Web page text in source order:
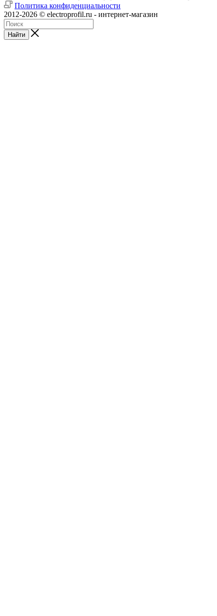
Политика конфиденциальности
2012-2026 © electroprofil.ru - интернет-магазин
Найти